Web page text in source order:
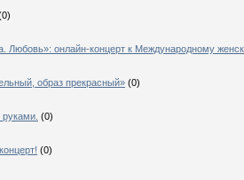
Любовь»: онлайн-концерт к Международному
образ прекрасный» (0)
(0)
(0)